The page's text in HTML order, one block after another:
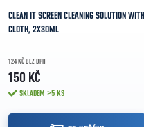
CLEAN IT SCREEN CLEANING SOLUTION WITH
CLOTH, 2X30ML
124 KČ BEZ DPH
150 KČ
SKLADEM >5 KS